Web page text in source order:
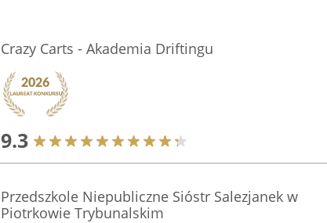
Crazy Carts - Akademia Driftingu
9.3
Przedszkole Niepubliczne Sióstr Salezjanek w
Piotrkowie Trybunalskim